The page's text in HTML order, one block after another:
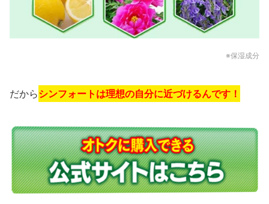
※保湿成分
だからシンフォートは理想の自分に近づけるんです！